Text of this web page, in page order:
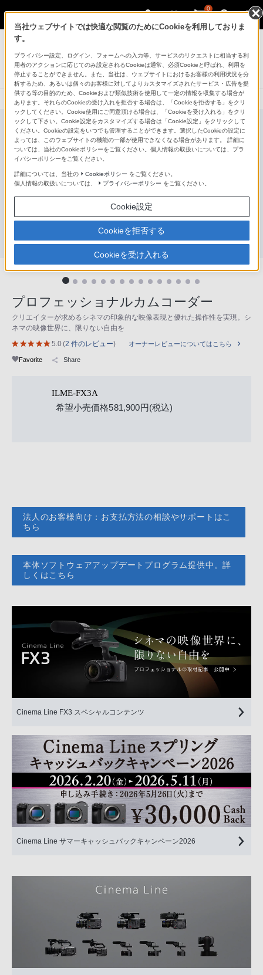
0
プロフェッショナルカムコーダー
プロフェッショナルカムコーダー
FX3（ILME-FX3A）
プロフェッショナルカムコーダー
クリエイターが求めるシネマの印象的な映像表現と優れた操作性を実現。シ
ネマの映像世界に、限りない自由を
5.0(2 件のレビュー) オーナーレビューについてはこちら
Favorite Share
ILME-FX3A
希望小売価格581,900円(税込)
法人のお客様向け：お支払方法の相談やサポートはこ
ちら
本体ソフトウェアアップデートプログラム提供中。詳
しくはこちら
Cinema Line FX3 スペシャルコンテンツ
Cinema Line サマーキャッシュバックキャンペーン2026
当社ウェブサイトでは快適な閲覧のためにCookieを利用しておりま
す。
プライバシー設定、ログイン、フォームへの入力等、サービスのリクエストに相当する利
用者のアクションに応じてのみ設定されるCookieは通常、必須Cookieと呼ばれ、利用を
停止することができません。また、当社は、ウェブサイトにおけるお客様の利用状況を分
析するため、あるいは個々のお客様に対してよりカスタマイズされたサービス・広告を提
供する等の目的のため、Cookieおよび類似技術を使用して一定の情報を収集する場合が
あります。それらのCookieの受け入れを拒否する場合は、「Cookieを拒否する」をクリ
ックしてください。Cookie使用にご同意頂ける場合は、「Cookieを受け入れる」をクリ
ックして下さい。Cookie設定をカスタマイズする場合は「Cookie設定」をクリックして
ください。Cookieの設定をいつでも管理することができます。選択したCookieの設定に
よっては、このウェブサイトの機能の一部が使用できなくなる場合があります。 詳細に
ついては、当社のCookieポリシーをご覧ください。個人情報の取扱いについては、プラ
イバシーポリシーをご覧ください。
詳細については、当社の Cookieポリシー をご覧ください。
個人情報の取扱いについては、
プライバシーポリシー をご覧ください。
Cookie設定
Cookieを拒否する
Cookieを受け入れる